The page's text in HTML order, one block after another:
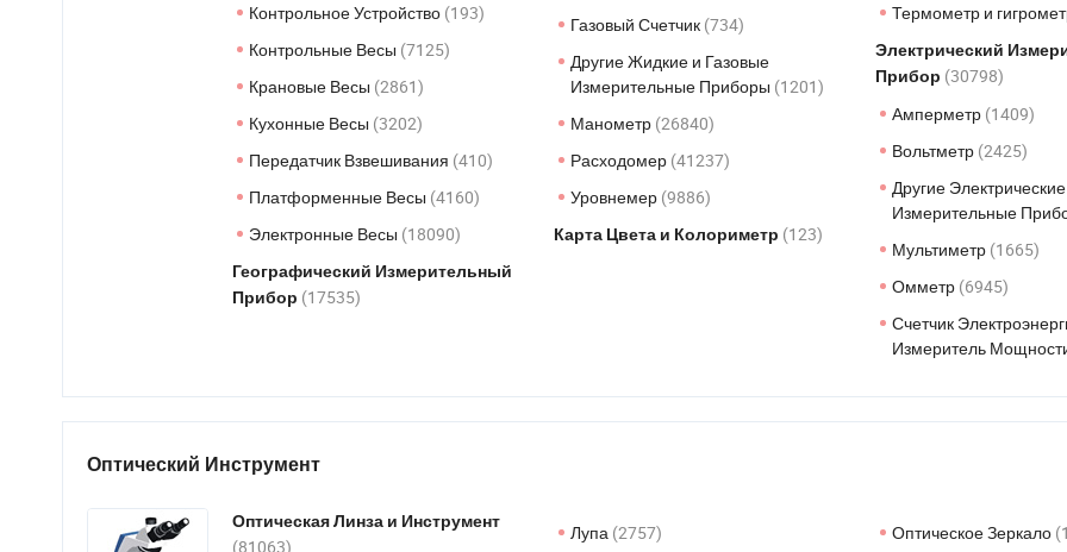
Контрольное Устройство (193)
Контрольные Весы (7125)
Крановые Весы (2861)
Кухонные Весы (3202)
Передатчик Взвешивания (410)
Платформенные Весы (4160)
Электронные Весы (18090)
Географический Измерительный
Прибор (17535)
Газовый Счетчик (734)
Другие Жидкие и Газовые
Измерительные Приборы (1201)
Манометр (26840)
Расходомер (41237)
Уровнемер (9886)
Карта Цвета и Колориметр (123)
Термометр и
Электрический
Прибор (30798)
Амперметр (1409)
Вольтметр (2425)
Другие Электрические
Измерительные
Мультиметр (1665)
Омметр (6945)
Счетчик
Измеритель
Оптический Инструмент
Оптическая Линза и Инструмент
(81063)
Лупа (2757)
Оптическое Зеркало